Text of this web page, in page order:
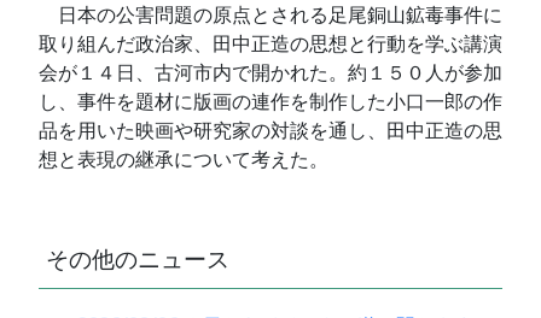
日本の公害問題の原点とされる足尾銅山鉱毒事件に
取り組んだ政治家、田中正造の思想と行動を学ぶ講演
会が１４日、古河市内で開かれた。約１５０人が参加
し、事件を題材に版画の連作を制作した小口一郎の作
品を用いた映画や研究家の対談を通し、田中正造の思
想と表現の継承について考えた。
その他のニュース